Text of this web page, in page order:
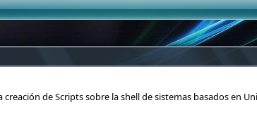
creación de Scripts sobre la shell de sistemas basados en